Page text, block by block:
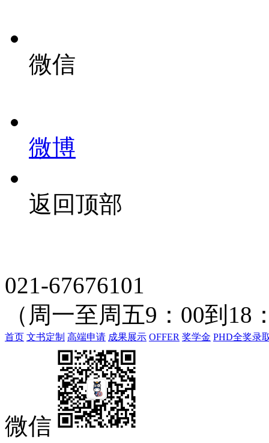
微信
微博
返回顶部
021-67676101
（周一至周五9：00到18
首页 文书定制 高端申请 成果展示 OFFER 奖学金 PHD全奖录
微信